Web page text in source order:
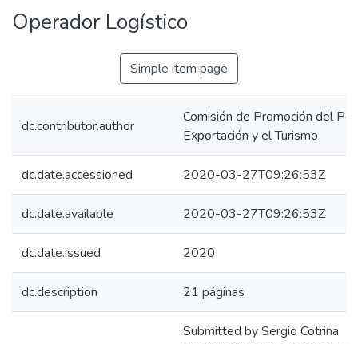
Operador Logístico
Simple item page
dc.contributor.author
Comisión de Promoción del
Exportación y el Turismo
dc.date.accessioned 2020-03-27T09:26:53Z
dc.date.available 2020-03-27T09:26:53Z
dc.date.issued 2020
dc.description 21 páginas
Submitted by Sergio Cotrina